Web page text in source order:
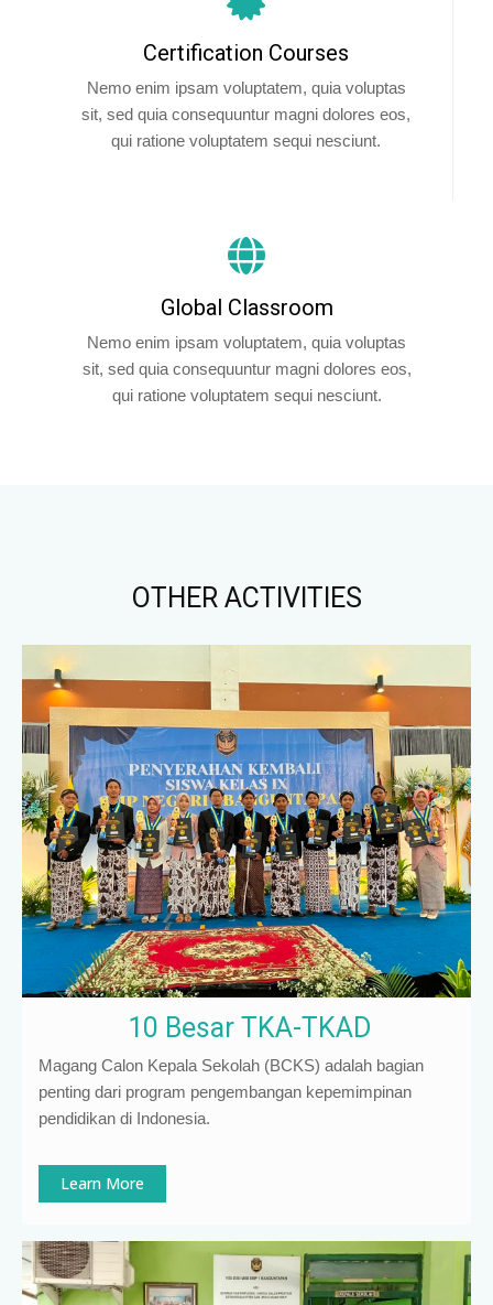
Certification Courses
Nemo enim ipsam voluptatem, quia voluptas
sit, sed quia consequuntur magni dolores eos,
qui ratione voluptatem sequi nesciunt.
Global Classroom
Nemo enim ipsam voluptatem, quia voluptas
sit, sed quia consequuntur magni dolores eos,
qui ratione voluptatem sequi nesciunt.
OTHER ACTIVITIES
10 Besar TKA-TKAD
Magang Calon Kepala Sekolah (BCKS) adalah bagian
penting dari program pengembangan kepemimpinan
pendidikan di Indonesia.
Learn More